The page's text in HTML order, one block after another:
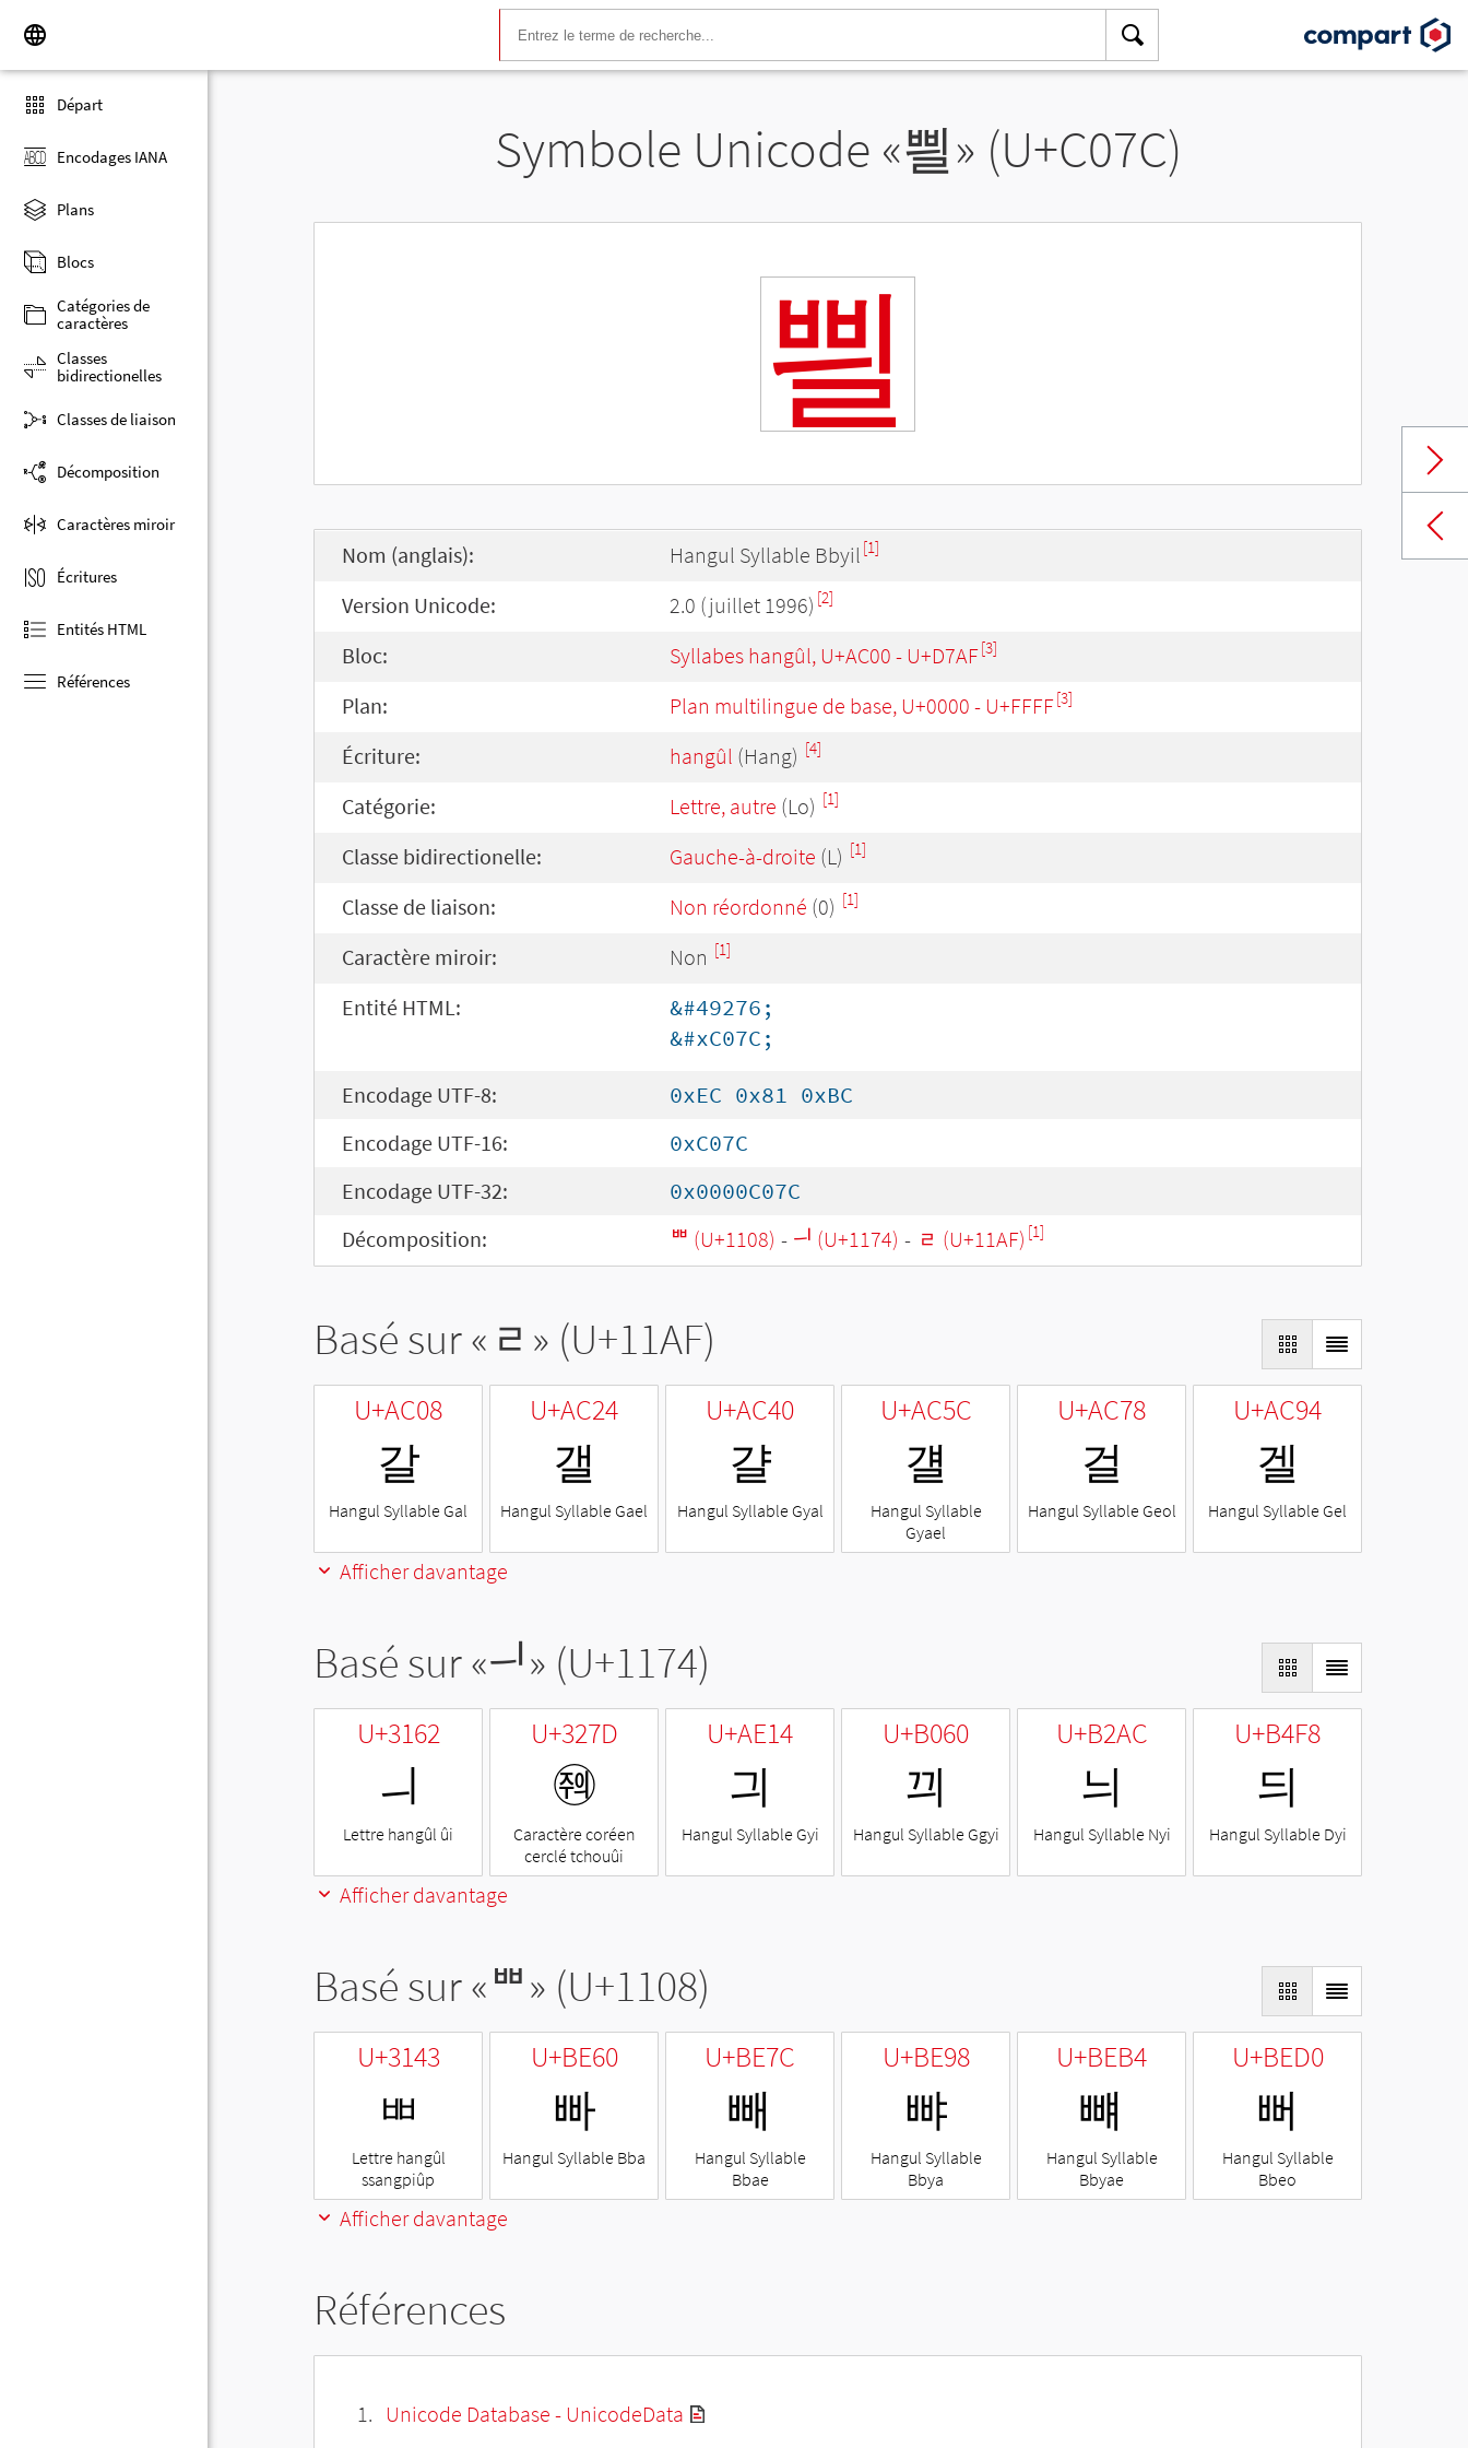
Départ
Encodages IANA
Plans
Blocs
Catégories de
caractères
Classes
bidirectionelles
Classes de liaison
Décomposition
Caractères miroir
Écritures
Entités HTML
Références
Symbole Unicode «쁼» (U+C07C)
쁼
Nom (anglais): Hangul Syllable Bbyil [1]
Version Unicode: 2.0 (juillet 1996) [2]
Bloc: Syllabes hangûl, U+AC00 - U+D7AF[3]
Plan: Plan multilingue de base, U+0000 - U+FFFF[3]
Écriture: hangûl (Hang) [4]
Catégorie: Lettre, autre (Lo) [1]
Classe bidirectionelle: Gauche-à-droite (L) [1]
Classe de liaison: Non réordonné (0) [1]
Caractère miroir: Non [1]
Entité HTML:
&#49276;
&#xC07C;
Encodage UTF-8:
0xEC 0x81 0xBC
Encodage UTF-16:
0xC07C
Encodage UTF-32:
0x0000C07C
Décomposition:
ᄈ (U+1108) - ᅴ (U+1174) - ᆯ (U+11AF) [1]
Basé sur « ᆯ » (U+11AF)
U+AC08
갈
Hangul Syllable Gal
U+AC24
갤
Hangul Syllable Gael
U+AC40
걀
Hangul Syllable Gyal
U+AC5C
걜
Hangul Syllable
Gyael
U+AC78
걸
Hangul Syllable Geol
U+AC94
겔
Hangul Syllable Gel
Afficher davantage
Basé sur «ᅴ» (U+1174)
U+3162
ㅢ
Lettre hangûl ûi
U+327D
㉽
Caractère coréen
cerclé tchouûi
U+AE14
긔
Hangul Syllable Gyi
U+B060
끠
Hangul Syllable Ggyi
U+B2AC
늬
Hangul Syllable Nyi
U+B4F8
듸
Hangul Syllable Dyi
Afficher davantage
Basé sur «ᄈ» (U+1108)
U+3143
ㅃ
Lettre hangûl
ssangpiûp
U+BE60
빠
Hangul Syllable Bba
U+BE7C
빼
Hangul Syllable
Bbae
U+BE98
뺘
Hangul Syllable
Bbya
U+BEB4
뺴
Hangul Syllable
Bbyae
U+BED0
뻐
Hangul Syllable
Bbeo
Afficher davantage
Références
Unicode Database - UnicodeData